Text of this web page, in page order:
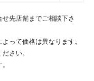
先店舗までご相談下さ
って価格は異なります。
さい。